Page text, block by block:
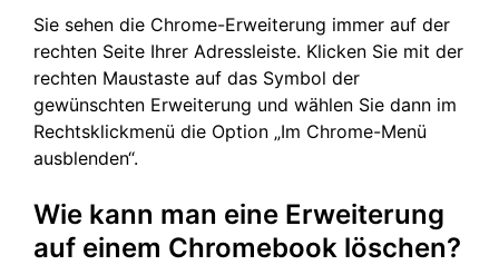
Sie sehen die Chrome-Erweiterung immer auf der
rechten Seite Ihrer Adressleiste. Klicken Sie mit der
rechten Maustaste auf das Symbol der
gewünschten Erweiterung und wählen Sie dann im
Rechtsklickmenü die Option „Im Chrome-Menü
ausblenden“.
Wie kann man eine Erweiterung
auf einem Chromebook löschen?